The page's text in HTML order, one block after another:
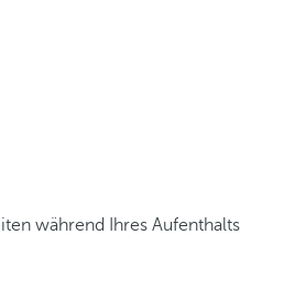
während Ihres Aufenthalts